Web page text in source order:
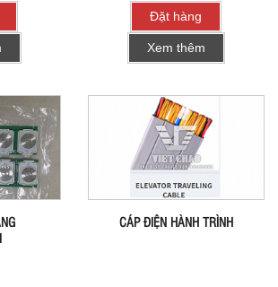
Đặt hàng
Xem thêm
CÁP ĐIỆN HÀNH TRÌNH